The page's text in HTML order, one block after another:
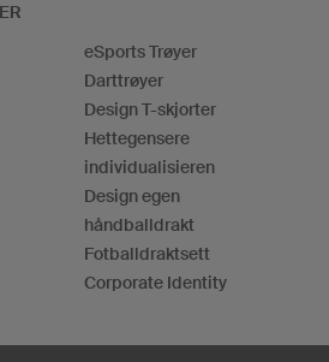
eSports Trøyer
Darttrøyer
Design T-skjorter
Hettegensere
individualisieren
Design egen
håndballdrakt
Fotballdraktsett
Corporate Identity